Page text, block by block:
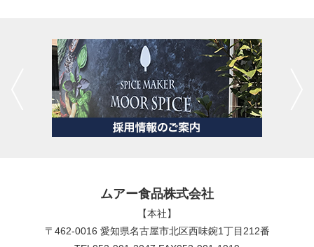
ムアー食品株式会社
【本社】
〒462-0016 愛知県名古屋市北区西味鋺1丁目212番